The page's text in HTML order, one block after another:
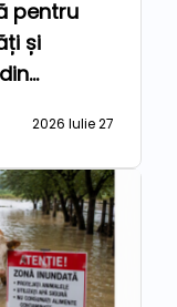
pentru
și
2026 Iulie 27